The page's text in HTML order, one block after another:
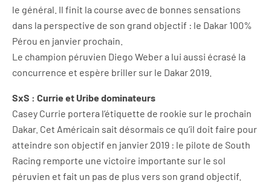
le général. Il finit la course avec de bonnes sensations
dans la perspective de son grand objectif : le Dakar 100%
Pérou en janvier prochain.
Le champion péruvien Diego Weber a lui aussi écrasé la
concurrence et espère briller sur le Dakar 2019.
SxS : Currie et Uribe dominateurs
Casey Currie portera l’étiquette de rookie sur le prochain
Dakar. Cet Américain sait désormais ce qu’il doit faire pour
atteindre son objectif en janvier 2019 : le pilote de South
Racing remporte une victoire importante sur le sol
péruvien et fait un pas de plus vers son grand objectif.